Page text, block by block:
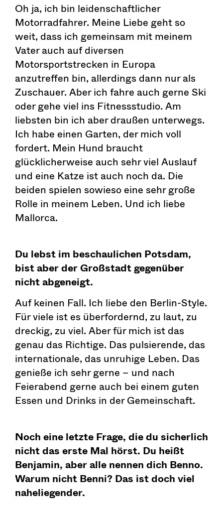
Oh ja, ich bin leidenschaftlicher
Motorradfahrer. Meine Liebe geht so
weit, dass ich gemeinsam mit meinem
Vater auch auf diversen
Motorsportstrecken in Europa
anzutreffen bin, allerdings dann nur als
Zuschauer. Aber ich fahre auch gerne Ski
oder gehe viel ins Fitnessstudio. Am
liebsten bin ich aber draußen unterwegs.
Ich habe einen Garten, der mich voll
fordert. Mein Hund braucht
glücklicherweise auch sehr viel Auslauf
und eine Katze ist auch noch da. Die
beiden spielen sowieso eine sehr große
Rolle in meinem Leben. Und ich liebe
Mallorca.
Du lebst im beschaulichen Potsdam,
bist aber der Großstadt gegenüber
nicht abgeneigt.
Auf keinen Fall. Ich liebe den Berlin-Style.
Für viele ist es überfordernd, zu laut, zu
dreckig, zu viel. Aber für mich ist das
genau das Richtige. Das pulsierende, das
internationale, das unruhige Leben. Das
genieße ich sehr gerne – und nach
Feierabend gerne auch bei einem guten
Essen und Drinks in der Gemeinschaft.
Noch eine letzte Frage, die du sicherlich
nicht das erste Mal hörst. Du heißt
Benjamin, aber alle nennen dich Benno.
Warum nicht Benni? Das ist doch viel
naheliegender.